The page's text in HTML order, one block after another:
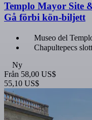
Templo Mayor Site
Gå förbi kön-biljett
Museo del
Chapultepecs
Ny
Från 58,00 US$
55,10 US$